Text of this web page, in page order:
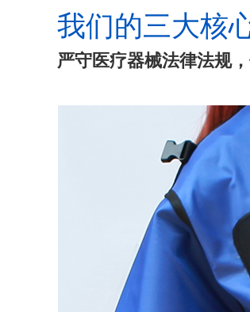
我们的三大核
严守医疗器械法律法规